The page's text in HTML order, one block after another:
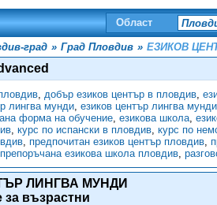
Област
град » Град Пловдив » ЕЗИКОВ
, добър езиков център в пловдив,
лингва мунди, езиков център лингва
форма на обучение, езикова школа,
, курс по испански в пловдив, курс по
, предпочитан езиков център пловдив,
препоръчана езикова школа пловдив,
ЛИНГВА МУНДИ
за възрастни